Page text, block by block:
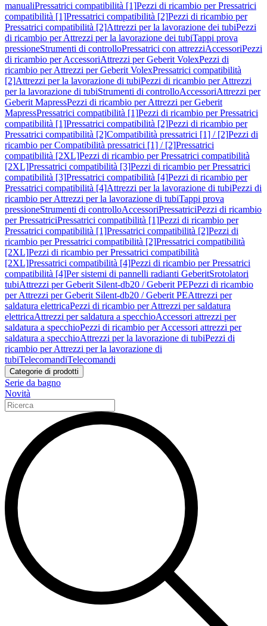
manualiPressatrici compatibilità [1]Pezzi di ricambio per Pressatrici
compatibilità [1]Pressatrici compatibilità [2]Pezzi di ricambio per
Pressatrici compatibilità [2]Attrezzi per la lavorazione dei tubiPezzi
di ricambio per Attrezzi per la lavorazione dei tubiTappi prova
pressioneStrumenti di controlloPressatrici con attrezziAccessoriPezzi
di ricambio per AccessoriAttrezzi per Geberit VolexPezzi di
ricambio per Attrezzi per Geberit VolexPressatrici compatibilità
[2]Attrezzi per la lavorazione di tubiPezzi di ricambio per Attrezzi
per la lavorazione di tubiStrumenti di controlloAccessoriAttrezzi per
Geberit MapressPezzi di ricambio per Attrezzi per Geberit
MapressPressatrici compatibilità [1]Pezzi di ricambio per Pressatrici
compatibilità [1]Pressatrici compatibilità [2]Pezzi di ricambio per
Pressatrici compatibilità [2]Compatibilità pressatrici [1] / [2]Pezzi di
ricambio per Compatibilità pressatrici [1] / [2]Pressatrici
compatibilità [2XL]Pezzi di ricambio per Pressatrici compatibilità
[2XL]Pressatrici compatibilità [3]Pezzi di ricambio per Pressatrici
compatibilità [3]Pressatrici compatibilità [4]Pezzi di ricambio per
Pressatrici compatibilità [4]Attrezzi per la lavorazione di tubiPezzi di
ricambio per Attrezzi per la lavorazione di tubiTappi prova
pressioneStrumenti di controlloAccessoriPressatriciPezzi di ricambio
per PressatriciPressatrici compatibilità [1]Pezzi di ricambio per
Pressatrici compatibilità [1]Pressatrici compatibilità [2]Pezzi di
ricambio per Pressatrici compatibilità [2]Pressatrici compatibilità
[2XL]Pezzi di ricambio per Pressatrici compatibilità
[2XL]Pressatrici compatibilità [4]Pezzi di ricambio per Pressatrici
compatibilità [4]Per sistemi di pannelli radianti GeberitSrotolatori
tubiAttrezzi per Geberit Silent-db20 / Geberit PEPezzi di ricambio
per Attrezzi per Geberit Silent-db20 / Geberit PEAttrezzi per
saldatura elettricaPezzi di ricambio per Attrezzi per saldatura
elettricaAttrezzi per saldatura a specchioAccessori attrezzi per
saldatura a specchioPezzi di ricambio per Accessori attrezzi per
saldatura a specchioAttrezzi per la lavorazione di tubiPezzi di
ricambio per Attrezzi per la lavorazione di
tubiTelecomandiTelecomandi
Categorie di prodotti
Serie da bagno
Novità